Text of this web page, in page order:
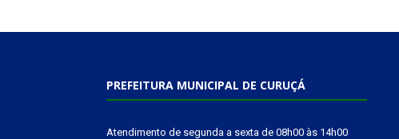
PREFEITURA MUNICIPAL DE CURUÇÁ
Atendimento de segunda a sexta de 08h00 às 14h00